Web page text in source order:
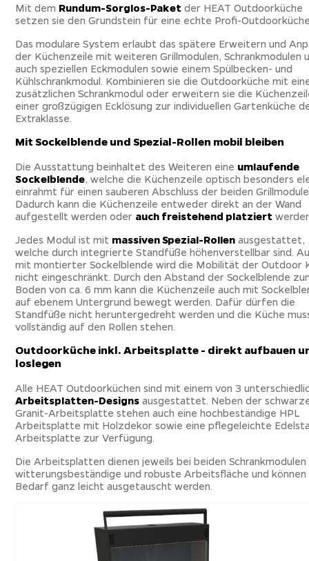
Mit dem Rundum-Sorglos-Paket der HEAT Outdoorküche
setzen sie den Grundstein für eine echte Profi-
Das modulare System erlaubt das spätere Erweitern und
der Küchenzeile mit weiteren Grillmodulen, Schrankmodulen
auch speziellen Eckmodulen sowie einem Spülbecken- und
Kühlschrankmodul. Kombinieren sie die Outdoorküche mit
zusätzlichen Schrankmodul oder erweitern sie die
einer großzügigen Ecklösung zur individuellen Gartenküche
Extraklasse.
Mit Sockelblende und Spezial-Rollen mobil bleiben
Die Ausstattung beinhaltet des Weiteren eine umlaufende
Sockelblende, welche die Küchenzeile optisch besonders
einrahmt für einen sauberen Abschluss der beiden
Dadurch kann die Küchenzeile entweder direkt an der Wand
aufgestellt werden oder auch freistehend platziert
Jedes Modul ist mit massiven Spezial-Rollen ausgestattet,
welche durch integrierte Standfüße höhenverstellbar sind.
mit montierter Sockelblende wird die Mobilität der Outdoor
nicht eingeschränkt. Durch den Abstand der Sockelblende
Boden von ca. 6 mm kann die Küchenzeile auch mit
auf ebenem Untergrund bewegt werden. Dafür dürfen die
Standfüße nicht heruntergedreht werden und die Küche
vollständig auf den Rollen stehen.
Outdoorküche inkl. Arbeitsplatte - direkt aufbauen
loslegen
Alle HEAT Outdoorküchen sind mit einem von 3
Arbeitsplatten-Designs ausgestattet. Neben der
Granit-Arbeitsplatte stehen auch eine hochbeständige HPL
Arbeitsplatte mit Holzdekor sowie eine pflegeleichte
Arbeitsplatte zur Verfügung.
Die Arbeitsplatten dienen jeweils bei beiden Schrankmodulen
witterungsbeständige und robuste Arbeitsfläche und können
Bedarf ganz leicht ausgetauscht werden.